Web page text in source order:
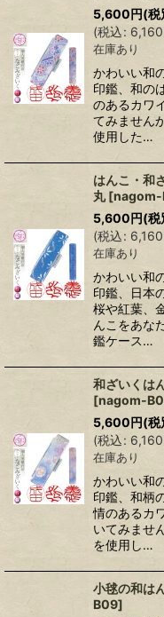
5,600円(税
(税込: 6,160
在庫あり
かわいい和
印鑑、和の
のあるカワ
てみません
使用した…
はんこ・和
丸 [
5,600円(税
(税込: 6,160
在庫あり
かわいい和
印鑑、日本
桜や紅葉、
んこをあな
鑑ケース…
和ざいくは
[nagom-
5,600円(税
(税込: 6,160
在庫あり
かわいい和
印鑑、和柄
情のあるカ
いてみませ
を使用し…
小毬の和は
B09]